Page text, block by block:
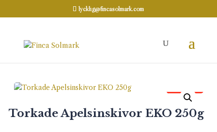
lycklig@fincasolmark.com
Hem REA / Torkade Apelsinskivor EKO
REA
Torkade Apelsinskivor EKO 250g